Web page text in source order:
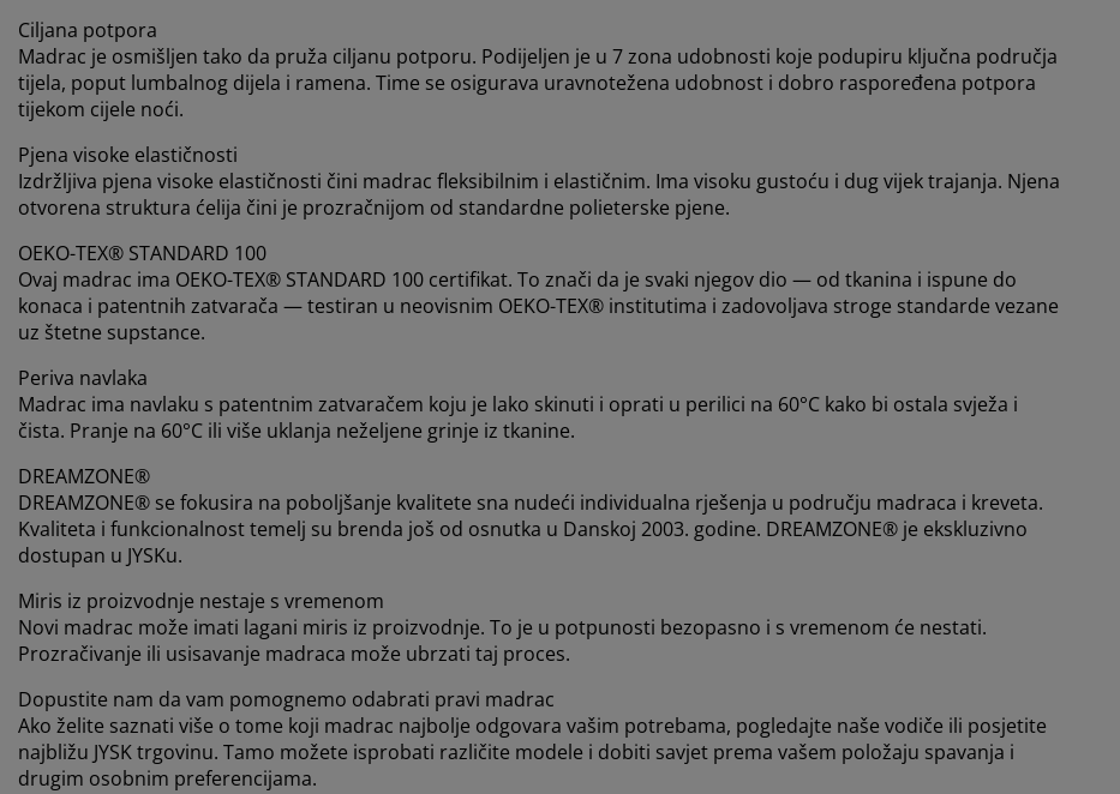
Ciljana potpora
Madrac je osmišljen tako da pruža ciljanu potporu. Podijeljen je u 7 zona udobnosti koje podupiru ključna područja
tijela, poput lumbalnog dijela i ramena. Time se osigurava uravnotežena udobnost i dobro raspoređena potpora
tijekom cijele noći.
Pjena visoke elastičnosti
Izdržljiva pjena visoke elastičnosti čini madrac fleksibilnim i elastičnim. Ima visoku gustoću i dug vijek trajanja. Njena
otvorena struktura ćelija čini je prozračnijom od standardne polieterske pjene.
OEKO-TEX® STANDARD 100
Ovaj madrac ima OEKO-TEX® STANDARD 100 certifikat. To znači da je svaki njegov dio — od tkanina i ispune do
konaca i patentnih zatvarača — testiran u neovisnim OEKO-TEX® institutima i zadovoljava stroge standarde vezane
uz štetne supstance.
Periva navlaka
Madrac ima navlaku s patentnim zatvaračem koju je lako skinuti i oprati u perilici na 60°C kako bi ostala svježa i
čista. Pranje na 60°C ili više uklanja neželjene grinje iz tkanine.
DREAMZONE®
DREAMZONE® se fokusira na poboljšanje kvalitete sna nudeći individualna rješenja u području madraca i kreveta.
Kvaliteta i funkcionalnost temelj su brenda još od osnutka u Danskoj 2003. godine. DREAMZONE® je ekskluzivno
dostupan u JYSKu.
Miris iz proizvodnje nestaje s vremenom
Novi madrac može imati lagani miris iz proizvodnje. To je u potpunosti bezopasno i s vremenom će nestati.
Prozračivanje ili usisavanje madraca može ubrzati taj proces.
Dopustite nam da vam pomognemo odabrati pravi madrac
Ako želite saznati više o tome koji madrac najbolje odgovara vašim potrebama, pogledajte naše vodiče ili posjetite
najbližu JYSK trgovinu. Tamo možete isprobati različite modele i dobiti savjet prema vašem položaju spavanja i
drugim osobnim preferencijama.